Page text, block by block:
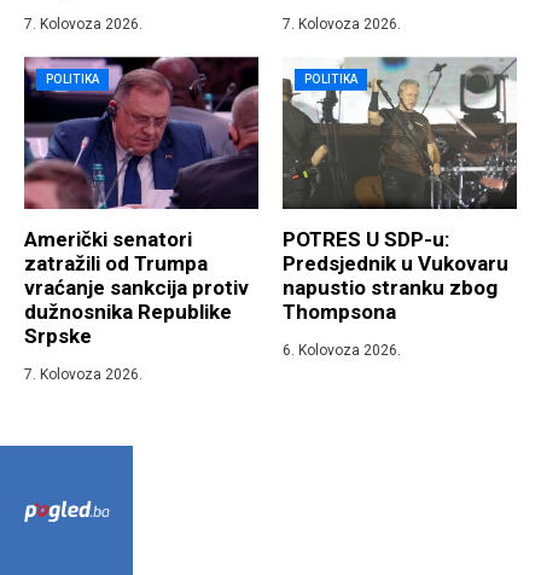
7. Kolovoza 2026. 7. Kolovoza 2026.
POLITIKA
Američki senatori
zatražili od Trumpa
vraćanje sankcija protiv
dužnosnika Republike
Srpske
7. Kolovoza 2026.
POLITIKA
POTRES U SDP-u:
Predsjednik u Vukovaru
napustio stranku zbog
Thompsona
6. Kolovoza 2026.